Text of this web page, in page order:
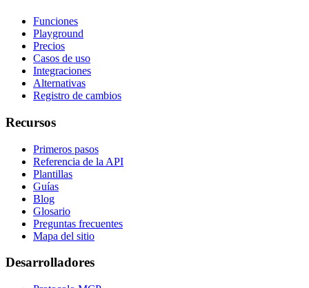
Funciones
Playground
Precios
Casos de uso
Integraciones
Alternativas
Registro de cambios
Recursos
Primeros pasos
Referencia de la API
Plantillas
Guías
Blog
Glosario
Preguntas frecuentes
Mapa del sitio
Desarrolladores